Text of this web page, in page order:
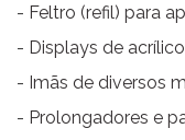
- Feltro (refil) para
- Displays de acrílico
- Imãs de diversos
- Prolongadores e